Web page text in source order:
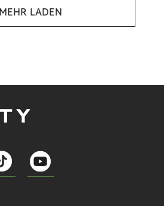
MEHR LADEN